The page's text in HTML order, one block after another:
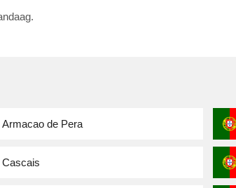
Armacao de Pera
Cascais